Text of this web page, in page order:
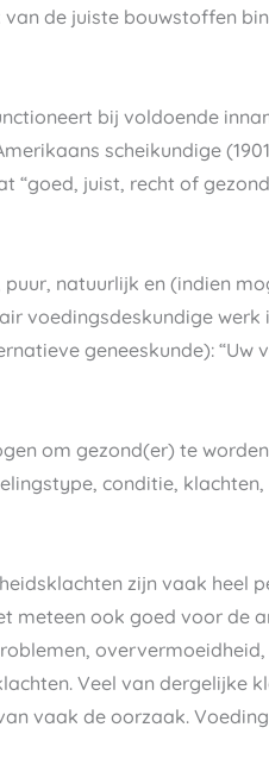
de juiste bouwstoffen
bij voldoende
scheikundige
“goed, juist, recht of
natuurlijk en (indien
voedingsdeskundige werk
geneeskunde): “Uw
om gezond(er) te
conditie,
zijn vaak heel
meteen ook goed voor de
Veel van dergelijke
vaak de oorzaak.